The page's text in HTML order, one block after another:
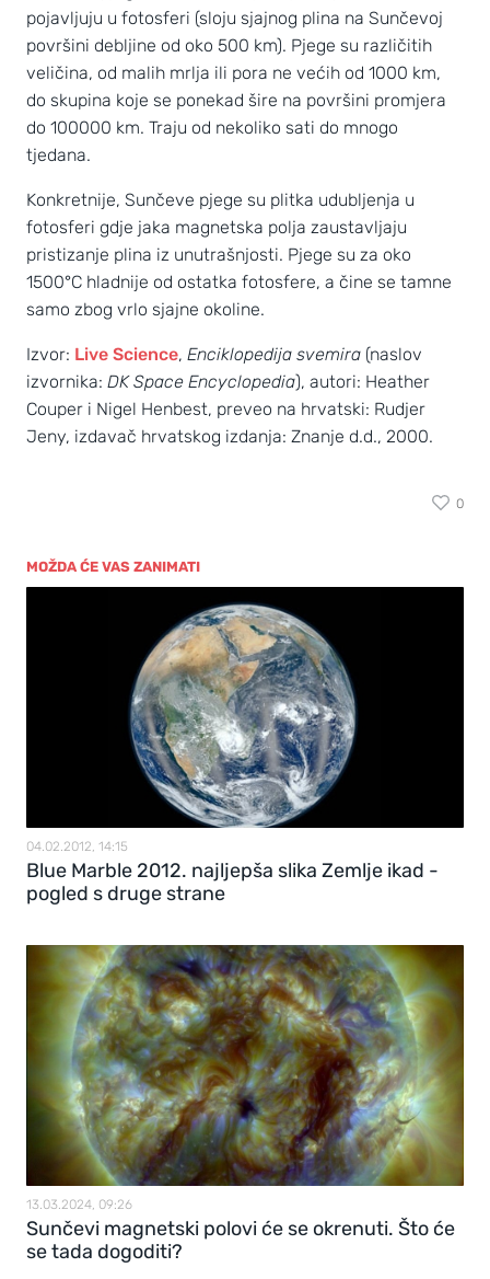
pojavljuju u fotosferi (sloju sjajnog plina na Sunčevoj
površini debljine od oko 500 km). Pjege su različitih
veličina, od malih mrlja ili pora ne većih od 1000 km,
do skupina koje se ponekad šire na površini promjera
do 100000 km. Traju od nekoliko sati do mnogo
tjedana.
Konkretnije, Sunčeve pjege su plitka udubljenja u
fotosferi gdje jaka magnetska polja zaustavljaju
pristizanje plina iz unutrašnjosti. Pjege su za oko
1500°C hladnije od ostatka fotosfere, a čine se tamne
samo zbog vrlo sjajne okoline.
Izvor: Live Science, Enciklopedija svemira (naslov
izvornika: DK Space Encyclopedia), autori: Heather
Couper i Nigel Henbest, preveo na hrvatski: Rudjer
Jeny, izdavač hrvatskog izdanja: Znanje d.d., 2000.
0
MOŽDA ĆE VAS ZANIMATI
04.02.2012, 14:15
Blue Marble 2012. najljepša slika Zemlje ikad -
pogled s druge strane
13.03.2024, 09:26
Sunčevi magnetski polovi će se okrenuti. Što će
se tada dogoditi?